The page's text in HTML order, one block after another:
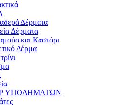
Δέρματα
Δέρματα
και Καστόρι
Δέρμα
ΥΠΟΔΗΜΑΤΩΝ